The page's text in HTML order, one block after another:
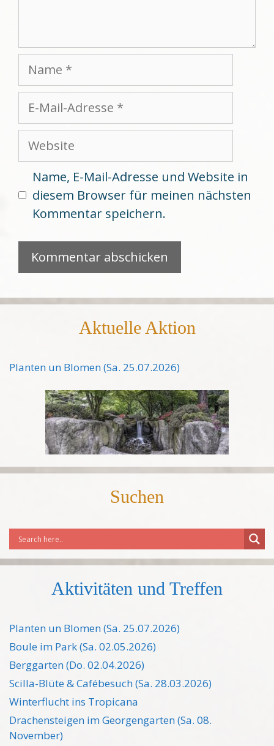
Name
Adresse
Website
Name, E-Mail-Adresse und Website in
diesem Browser für meinen nächsten
Kommentar speichern.
Aktuelle Aktion
Planten un Blomen (Sa. 25.07.2026)
Suchen
Aktivitäten und Treffen
Planten un Blomen (Sa. 25.07.2026)
Boule im Park (Sa. 02.05.2026)
Berggarten (Do. 02.04.2026)
Scilla-Blüte & Cafébesuch (Sa. 28.03.2026)
Winterflucht ins Tropicana
Drachensteigen im Georgengarten (Sa. 08.
November)